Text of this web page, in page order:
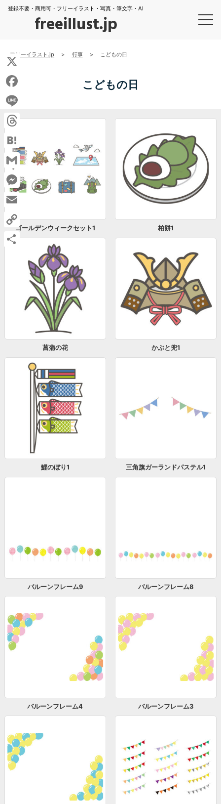
登録不要・商用可・フリーイラスト・写真・筆文字・AI
freeillust.jp
フリーイラスト.jp > 行事 > こどもの日
こどもの日
ゴールデンウィークセット1 柏餅1
菖蒲の花 かぶと兜1
鯉のぼり1 三角旗ガーランドパステル1
バルーンフレーム9 バルーンフレーム8
バルーンフレーム4 バルーンフレーム3
X
Facebook
Line
Threads
Hatena
Gmail
Messenger
Email
Copy